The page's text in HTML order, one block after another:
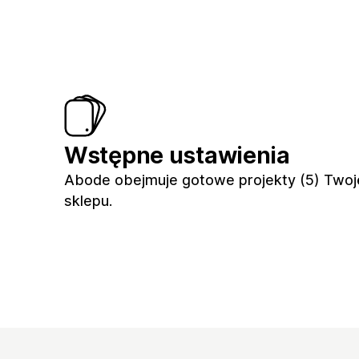
Wstępne ustawienia
Abode obejmuje gotowe projekty (5)
sklepu.